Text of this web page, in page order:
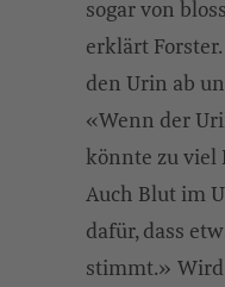
sogar von
erklärt
den Urin ab
«Wenn der
könnte zu viel
Auch Blut im
dafür, dass
stimmt.»